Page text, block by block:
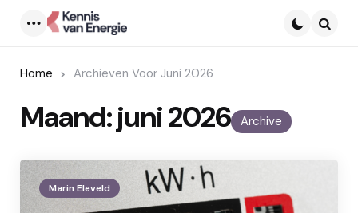
Home Archieven Voor Juni 2026
Archive
Maand:juni 2026
Marin Eleveld